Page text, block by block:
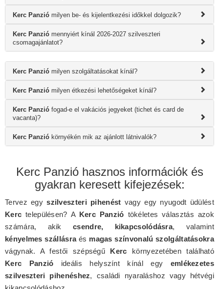
Kerc Panzió milyen be- és kijelentkezési időkkel dolgozik?
Kerc Panzió mennyiért kínál 2026-2027 szilveszteri
csomagajánlatot?
Kerc Panzió milyen szolgáltatásokat kínál?
Kerc Panzió milyen étkezési lehetőségeket kínál?
Kerc Panzió fogad-e el vakációs jegyeket (tichet és card de
vacanta)?
Kerc Panzió környékén mik az ajánlott látnivalók?
Kerc Panzió hasznos információk és
gyakran keresett kifejezések:
Tervez egyszilveszteri pihenést vagy egy nyugodt üdülést
Kerc településen? A Kerc Panzió tökéletes választás azok
számára, akik csendre, kikapcsolódásra, valamint
kényelmes szállásraés magas színvonalú szolgáltatásokra
vágynak. A festői szépségű Kerc környezetében található
Kerc Panzió ideális helyszínt kínál egy emlékezetes
szilveszteri pihenéshez, családi nyaraláshoz vagy hétvégi